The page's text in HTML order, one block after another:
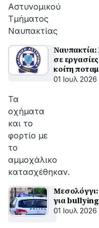
Αστυνομικού
Τμήματος
Ναυπακτίας
σε
κοίτη
01 Ιουλ 2026
Τα
οχήματα
και το
φορτίο με
το
αμμοχάλικο
κατασχέθηκαν.
Μεσολόγγι:
για
01 Ιουλ 2026